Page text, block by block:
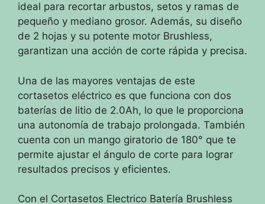
ideal para recortar arbustos, setos y ramas de
pequeño y mediano grosor. Además, su diseño
de 2 hojas y su potente motor Brushless,
garantizan una acción de corte rápida y precisa.
Una de las mayores ventajas de este
cortasetos eléctrico es que funciona con dos
baterías de litio de 2.0Ah, lo que le proporciona
una autonomía de trabajo prolongada. También
cuenta con un mango giratorio de 180° que te
permite ajustar el ángulo de corte para lograr
resultados precisos y eficientes.
Con el Cortasetos Electrico Batería Brushless